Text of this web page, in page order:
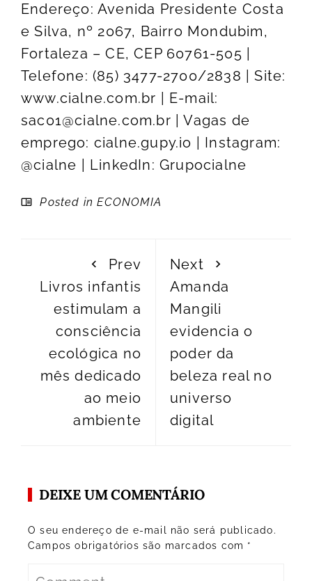
Endereço: Avenida Presidente Costa
e Silva, nº 2067, Bairro Mondubim,
Fortaleza – CE, CEP 60761-505 |
Telefone: (85) 3477-2700/2838 | Site:
www.cialne.com.br | E-mail:
sac01@cialne.com.br | Vagas de
emprego: cialne.gupy.io | Instagram:
@cialne | LinkedIn: Grupocialne
Posted inECONOMIA
Prev
Livros infantis
estimulam a
consciência
ecológica no
mês dedicado
ao meio
ambiente
Next
Amanda
Mangili
evidencia o
poder da
beleza real no
universo
digital
DEIXE UM COMENTÁRIO
O seu endereço de e-mail não será publicado.
Campos obrigatórios são marcados com *